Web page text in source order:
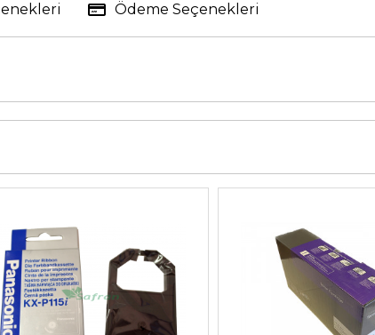
Ödeme Seçenekleri